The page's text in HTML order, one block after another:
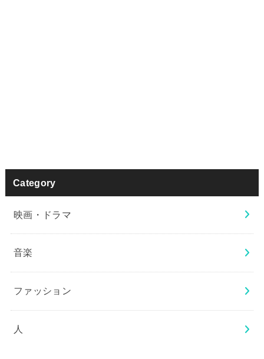
Category
映画・ドラマ
音楽
ファッション
人